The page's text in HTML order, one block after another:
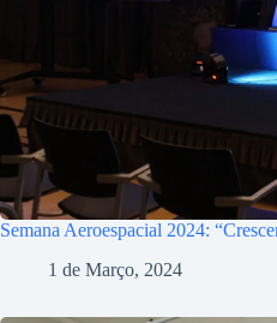
Semana Aeroespacial 2024:
1 de Março, 2024